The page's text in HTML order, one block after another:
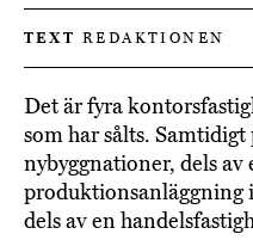
TEXT REDAKTIONEN
Det är fyra
som har sålts.
nybyggnationer, dels av
produktionsanläggning
dels av en